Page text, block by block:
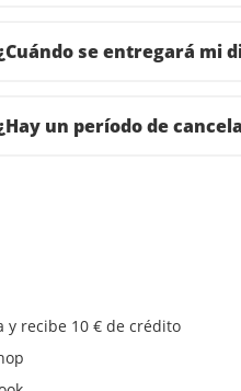
se entregará mi
un período de
y recibe 10 € de crédito